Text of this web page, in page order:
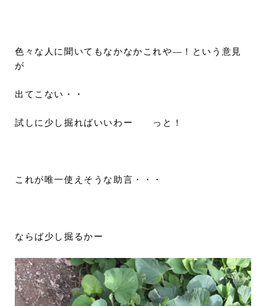
色々な人に聞いてもなかなかこれや―！という意見
が
出てこない・・
試しに少し掘ればいいわー っと！
これが唯一使えそうな助言・・・
ならば少し掘るかー